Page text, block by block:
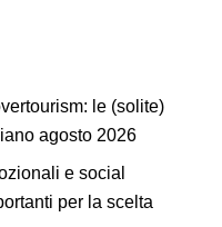
le (solite)
agosto 2026
e social
per la scelta